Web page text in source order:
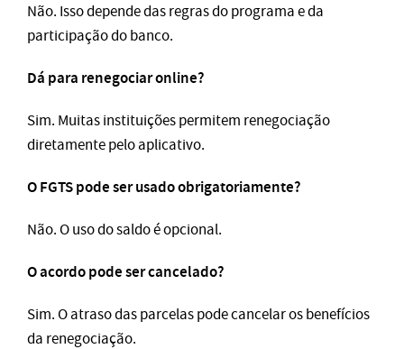
Não. Isso depende das regras do programa e da
participação do banco.
Dá para renegociar online?
Sim. Muitas instituições permitem renegociação
diretamente pelo aplicativo.
O FGTS pode ser usado obrigatoriamente?
Não. O uso do saldo é opcional.
O acordo pode ser cancelado?
Sim. O atraso das parcelas pode cancelar os benefícios
da renegociação.